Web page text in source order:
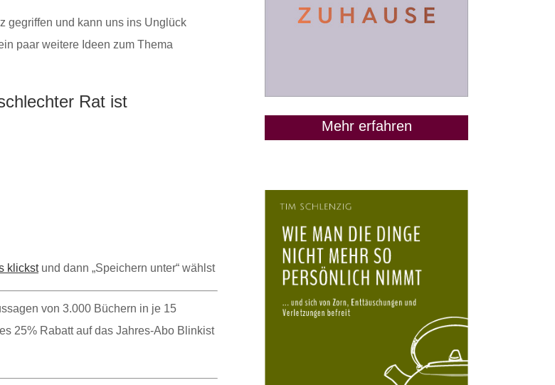
gegriffen und kann uns ins Unglück
paar weitere Ideen zum Thema
Rat ist
klickstund dann „Speichern unter“ wählst
von 3.000 Büchern in je 15
25% Rabatt auf das Jahres-Abo Blinkist
Mehr erfahren